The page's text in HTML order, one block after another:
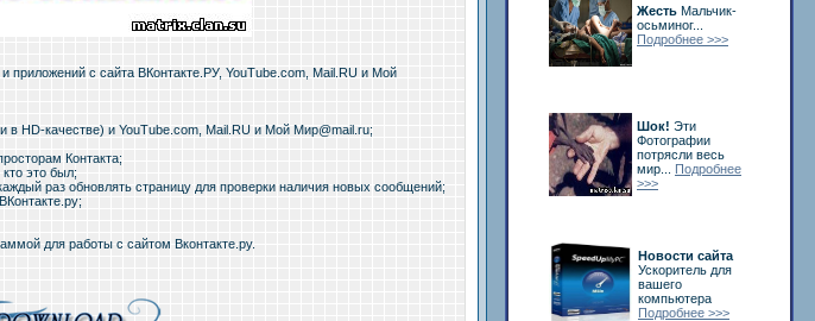
приложений с сайта ВКонтакте.РУ, YouTube.com, Mail.RU и Мой
в HD-качестве) и YouTube.com, Mail.RU и Мой Мир@mail.ru;
Контакта;
это был;
раз обновлять страницу для проверки наличия новых сообщений;
для работы с сайтом Вконтакте.ру.
Жесть Мальчик-
осьминог...
Подробнее >>>
Шок! Эти
Фотографии
потрясли весь
мир... Подробнее
>>>
Новости сайта
Ускоритель для
вашего
компьютера
Подробнее >>>